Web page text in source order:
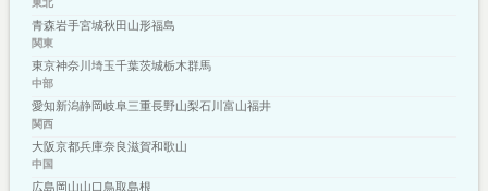
青森岩手宮城秋田山形福島
関東
東京神奈川埼玉千葉茨城栃木群馬
中部
愛知新潟静岡岐阜三重長野山梨石川富山福井
関西
大阪京都兵庫奈良滋賀和歌山
中国
広島岡山山口 鳥取島根